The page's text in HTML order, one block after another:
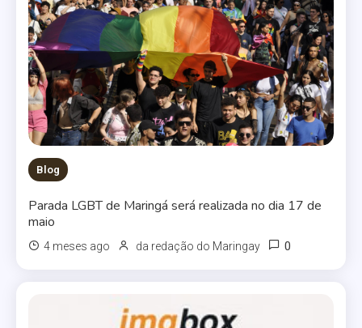
Blog
Parada LGBT de Maringá será realizada no dia 17 de
maio
4 meses ago da redação do Maringay 0